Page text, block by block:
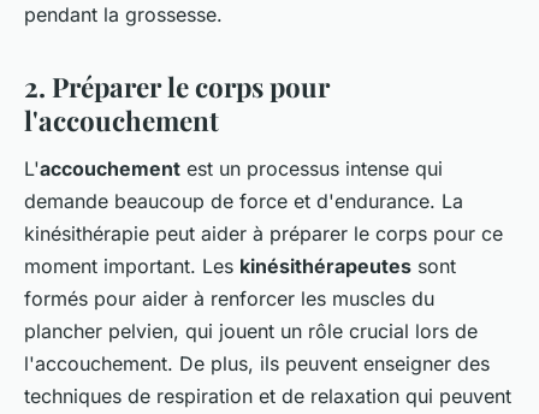
pendant la grossesse.
2. Préparer le corps pour
l'accouchement
L'accouchement est un processus intense qui
demande beaucoup de force et d'endurance. La
kinésithérapie peut aider à préparer le corps pour ce
moment important. Les kinésithérapeutes sont
formés pour aider à renforcer les muscles du
plancher pelvien, qui jouent un rôle crucial lors de
l'accouchement. De plus, ils peuvent enseigner des
techniques de respiration et de relaxation qui peuvent